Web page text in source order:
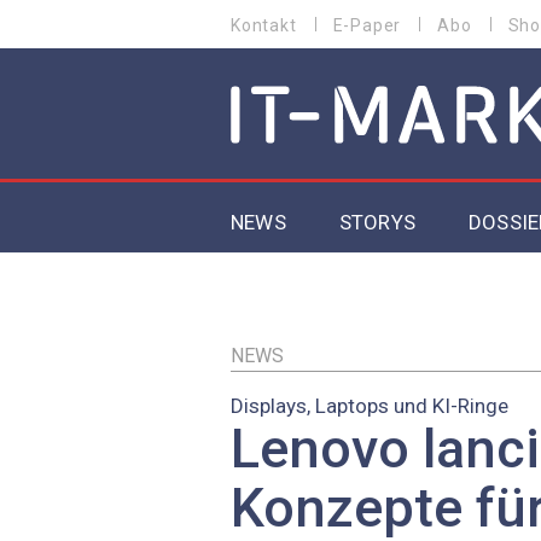
zum
MENU
Kontakt E-Paper Abo
MAIN NAVIGATION
NEWS STORYS
EU-
NEWS
Displays, Laptops und KI-Ringe
Lenovo
Konzepte